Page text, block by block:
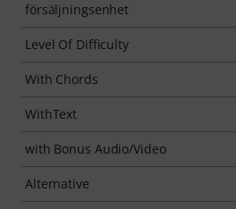
försäljningsenhet
Level Of Difficulty
With Chords
WithText
with Bonus Audio/Video
Alternative